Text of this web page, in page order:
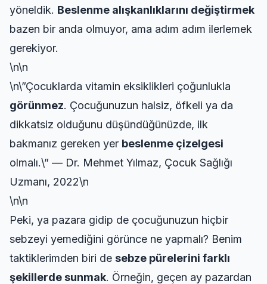
yöneldik. Beslenme alışkanlıklarını değiştirmek
bazen bir anda olmuyor, ama adım adım ilerlemek
gerekiyor.
\n\n
\n\”Çocuklarda vitamin eksiklikleri çoğunlukla
görünmez. Çocuğunuzun halsiz, öfkeli ya da
dikkatsiz olduğunu düşündüğünüzde, ilk
bakmanız gereken yer beslenme çizelgesi
olmalı.\” — Dr. Mehmet Yılmaz, Çocuk Sağlığı
Uzmanı, 2022\n
\n\n
Peki, ya pazara gidip de çocuğunuzun hiçbir
sebzeyi yemediğini görünce ne yapmalı? Benim
taktiklerimden biri de sebze pürelerini farklı
şekillerde sunmak. Örneğin, geçen ay pazardan